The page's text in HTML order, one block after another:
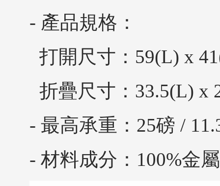
- 產品規格：
打開尺寸：59(L) x
折疊尺寸：33.5(L) x
- 最高承重：25磅 /
- 材料成分：100%金屬